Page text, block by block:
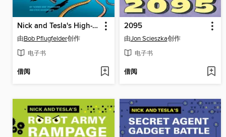
Nick and Tesla's High-Voltage Danger Lab
由Bob Pflugfelder创作
电子书
借阅
2095
由Jon Scieszka创作
电子书
借阅